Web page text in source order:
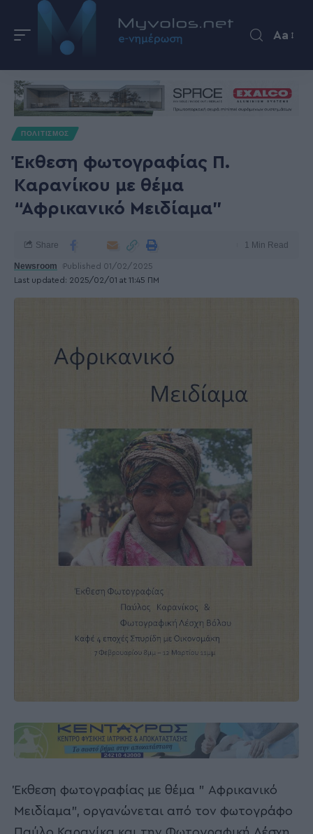
Aa
ΠΟΛΙΤΙΣΜΟΣ
Έκθεση φωτογραφίας Π.
Καρανίκου με θέμα
“Αφρικανικό Μειδίαμα”
Last updated: 2025/02/01 at 11:45 ΠΜ
Newsroom Published 01/02/2025
Share 1 Min Read
Έκθεση φωτογραφίας με θέμα ” Αφρικανικό
Μειδίαμα”, οργανώνεται από τον φωτογράφο